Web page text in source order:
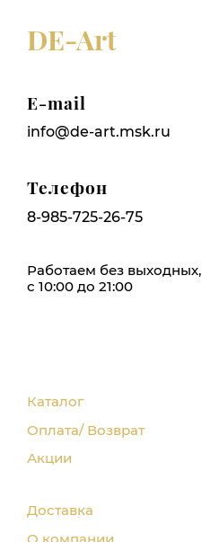
DE-Art
E-mail
info@de-art.msk.ru
Телефон
8-985-725-26-75
Работаем без выходных,
с 10:00 до 21:00
Каталог
Оплата/ Возврат
Акции
Доставка